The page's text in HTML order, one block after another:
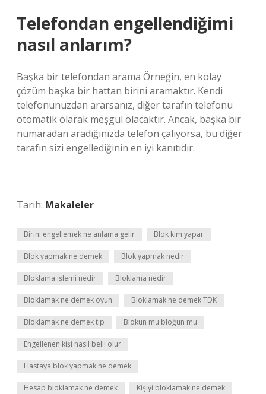
Telefondan engellendiğimi
nasıl anlarım?
Başka bir telefondan arama Örneğin, en kolay
çözüm başka bir hattan birini aramaktır. Kendi
telefonunuzdan ararsanız, diğer tarafın telefonu
otomatik olarak meşgul olacaktır. Ancak, başka bir
numaradan aradığınızda telefon çalıyorsa, bu diğer
tarafın sizi engellediğinin en iyi kanıtıdır.
Tarih: Makaleler
Birini engellemek ne anlama gelir Blok kim yapar
Blok yapmak ne demek Blok yapmak nedir
Bloklama işlemi nedir Bloklama nedir
Bloklamak ne demek oyun Bloklamak ne demek TDK
Bloklamak ne demek tıp Blokun mu bloğun mu
Engellenen kişi nasıl belli olur
Hastaya blok yapmak ne demek
Hesap bloklamak ne demek Kişiyi bloklamak ne demek